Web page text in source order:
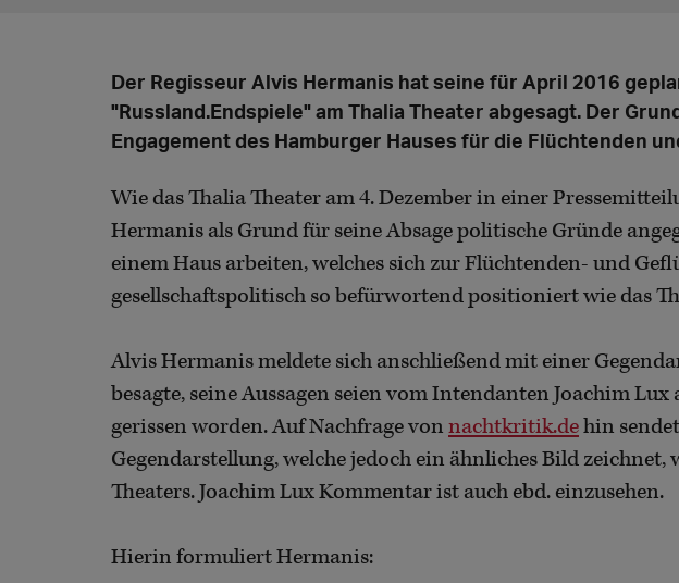
Der Regisseur Alvis Hermanis hat seine für April 2016
"Russland.Endspiele" am Thalia Theater abgesagt. Der
Engagement des Hamburger Hauses für die Flüchtenden
Wie das Thalia Theater am 4. Dezember in einer
Hermanis als Grund für seine Absage politische Gründe
einem Haus arbeiten, welches sich zur Flüchtenden- und
gesellschaftspolitisch so befürwortend positioniert wie das
Alvis Hermanis meldete sich anschließend mit einer
besagte, seine Aussagen seien vom Intendanten Joachim
gerissen worden. Auf Nachfrage von nachtkritik.dehin
Gegendarstellung, welche jedoch ein ähnliches Bild zeichnet,
Theaters. Joachim Lux Kommentar ist auch ebd. einzusehen.
Hierin formuliert Hermanis: